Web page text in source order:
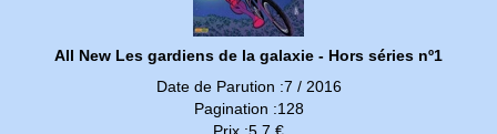
All New Les gardiens de la galaxie - Hors séries nº1
Date de Parution :7 / 2016
Pagination :128
Prix :5,7 €